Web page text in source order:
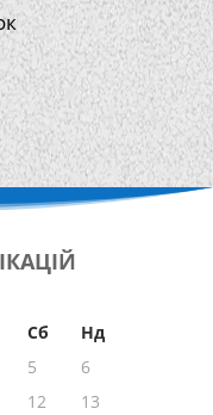
Сб
Нд
5
6
12
13